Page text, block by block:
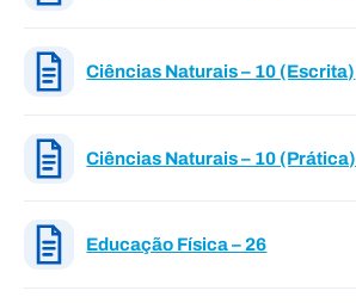
Ciências Naturais – 10 (Escrita)
Ciências Naturais – 10 (Prática)
Educação Física – 26